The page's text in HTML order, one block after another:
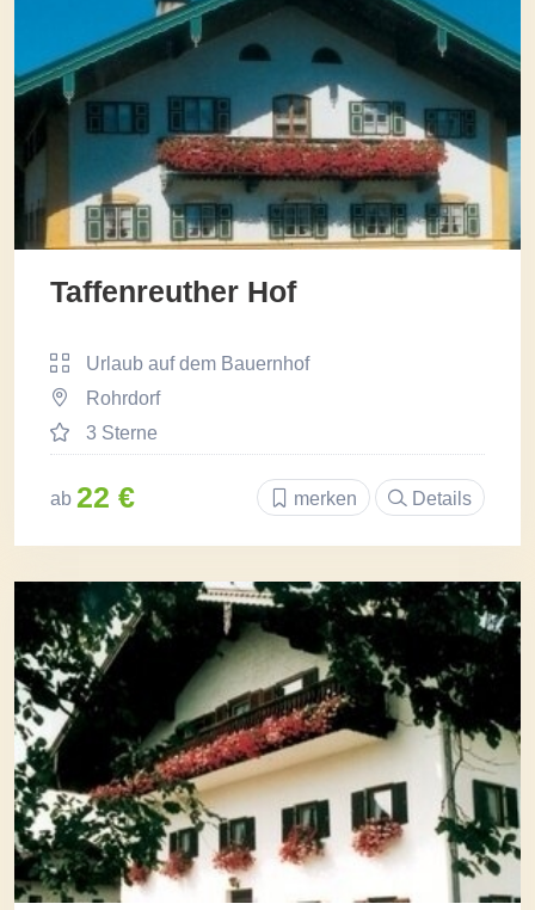
Taffenreuther Hof
Urlaub auf dem Bauernhof
Rohrdorf
3 Sterne
ab 22 € merken Details